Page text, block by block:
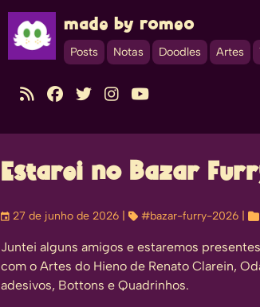
made by romeo
Posts Notas Doodles Artes
    
Estarei no Bazar
󰃭 27 de junho de 2026 |  #bazar-furry-2026 | 
Juntei alguns amigos e estaremos
com o Artes do Hieno de Renato Clarein,
adesivos, Bottons e Quadrinhos.